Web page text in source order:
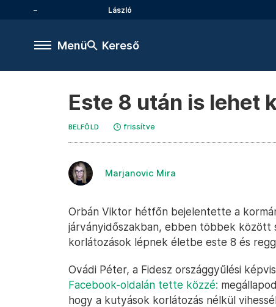
László
Menü Kereső
Este 8 után is lehet
BELFÖLD frissítve
Marjanovic Mira
Orbán Viktor hétfőn bejelentette a
járványidőszakban, ebben többek között
korlátozások lépnek életbe este 8 és
Ovádi Péter, a Fidesz országgyűlési
Facebook-oldalán tette közzé:
hogy a kutyások korlátozás nélkül